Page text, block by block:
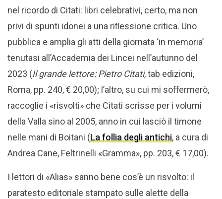
nel ricordo di Citati: libri celebrativi, certo, ma non
privi di spunti idonei a una riﬂessione critica. Uno
pubblica e amplia gli atti della giornata ‘in memoria’
tenutasi all’Accademia dei Lincei nell’autunno del
2023 (Il grande lettore: Pietro Citati, tab edizioni,
Roma, pp. 240, € 20,00); l’altro, su cui mi soﬀermerò,
raccoglie i «risvolti» che Citati scrisse per i volumi
della Valla sino al 2005, anno in cui lasciò il timone
nelle mani di Boitani (La follia degli antichi, a cura di
Andrea Cane, Feltrinelli «Gramma», pp. 203, € 17,00).
I lettori di «Alias» sanno bene cos’è un risvolto: il
paratesto editoriale stampato sulle alette della